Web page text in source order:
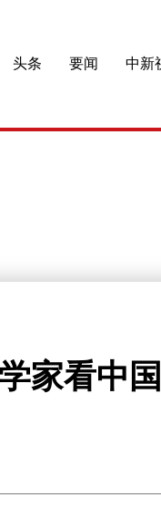
头条 要闻 中新
家看中